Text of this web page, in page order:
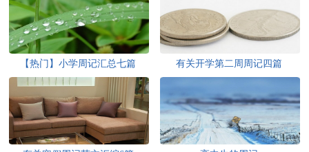
【热门】小学周记汇总七篇 有关开学第二周周记四篇